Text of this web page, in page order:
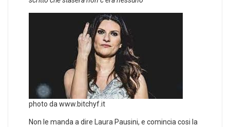
photo da www.bitchyf.it
Non le manda a dire Laura Pausini, e comincia cosi la